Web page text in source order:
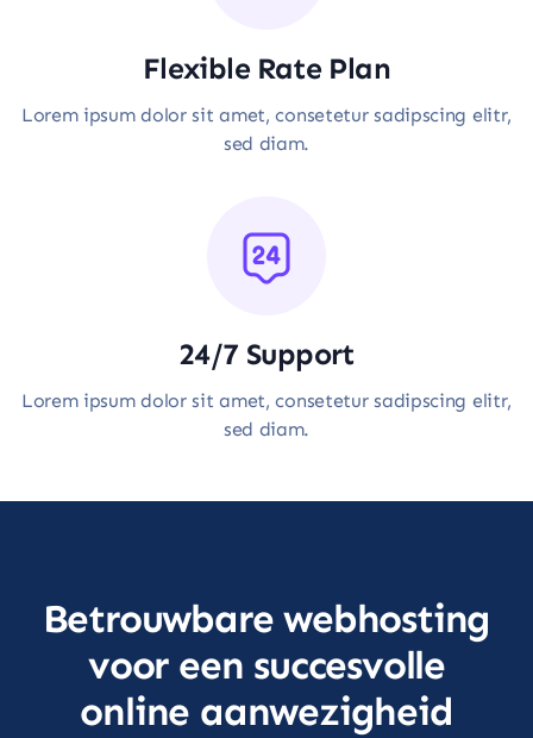
Flexible Rate Plan
Lorem ipsum dolor sit amet, consetetur sadipscing elitr,
sed diam.
24/7 Support
Lorem ipsum dolor sit amet, consetetur sadipscing elitr,
sed diam.
Betrouwbare webhosting
voor een succesvolle
online aanwezigheid